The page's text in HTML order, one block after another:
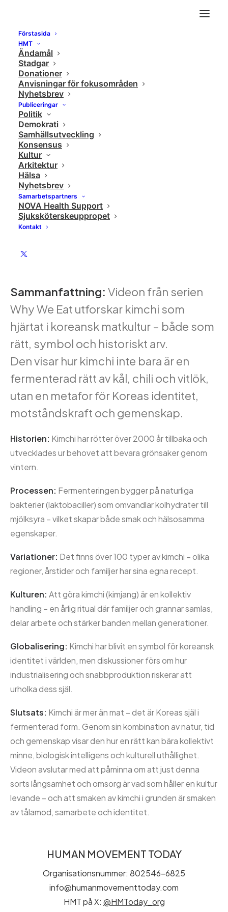
Förstasida
HMT
Ändamål
Stadgar
Donationer
Anvisningar för fokusområden
Nyhetsbrev
Publiceringar
Politik
Demokrati
Samhällsutveckling
Konsensus
Kultur
Arkitektur
Hälsa
Nyhetsbrev
Samarbetspartners
NOVA Health Support
Sjuksköterskeuppropet
Kontakt
Kimchi: The Most Important Dish In Korean
Kimchi: The Most Important Dish In Korean Cuisine | Why We Eat
Kimchi: The Most Important Dish In
Sammanfattning: Videon från serien
Why We Eat utforskar kimchi som
hjärtat i koreansk matkultur – både som
rätt, symbol och historiskt arv.
Den visar hur kimchi inte bara är en
fermenterad rätt av kål, chili och vitlök,
utan en metafor för Koreas identitet,
motståndskraft och gemenskap.
Historien: Kimchi har rötter över 2000 år tillbaka och
utvecklades ur behovet att bevara grönsaker genom
vintern.
Processen: Fermenteringen bygger på naturliga
bakterier (laktobaciller) som omvandlar kolhydrater till
mjölksyra – vilket skapar både smak och hälsosamma
egenskaper.
Variationer: Det finns över 100 typer av kimchi – olika
regioner, årstider och familjer har sina egna recept.
Kulturen: Att göra kimchi (kimjang) är en kollektiv
handling – en årlig ritual där familjer och grannar samlas,
delar arbete och stärker banden mellan generationer.
Globalisering: Kimchi har blivit en symbol för koreansk
identitet i världen, men diskussioner förs om hur
industrialisering och snabbproduktion riskerar att
urholka dess själ.
Slutsats: Kimchi är mer än mat – det är Koreas själ i
fermenterad form. Genom sin kombination av natur, tid
och gemenskap visar den hur en rätt kan bära kollektivt
minne, biologisk intelligens och kulturell uthållighet.
Videon avslutar med att påminna om att just denna
sorts långsamhet och omsorg är vad som håller en kultur
levande – och att smaken av kimchi i grunden är smaken
av tålamod, samarbete och identitet.
HUMAN MOVEMENT TODAY
Organisationsnummer: 802546-6825
info@humanmovementtoday.com
HMT på X: @HMToday_org